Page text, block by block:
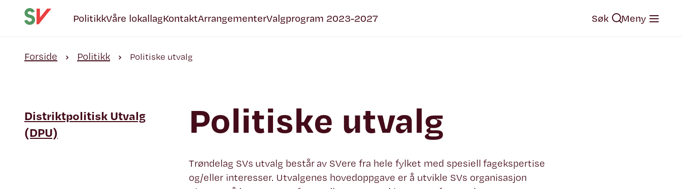
PolitikkVåre lokallagKontaktArrangementerValgprogram 2023-2027 Søk Meny
Forside Politikk Politiske utvalg
Distriktpolitisk Utvalg
(DPU)
Politiske utvalg
Trøndelag SVs utvalg består av SVere fra hele fylket med spesiell fagekspertise
og/eller interesser. Utvalgenes hovedoppgave er å utvikle SVs organisasjon